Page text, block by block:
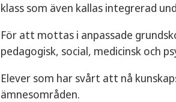
klass som även kallas integrerad
För att mottas i anpassade
pedagogisk, social, medicinsk och
Elever som har svårt att nå
ämnesområden.